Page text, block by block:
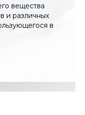
вещества
и различных
в